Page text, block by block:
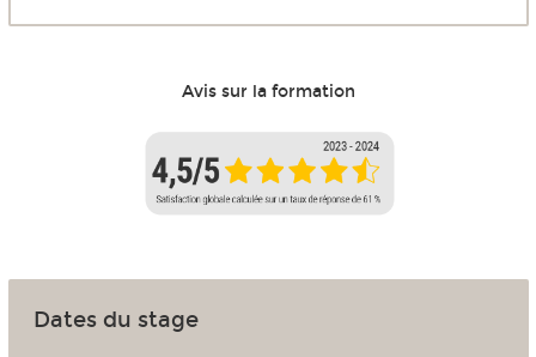
Avis sur la formation
Dates du stage